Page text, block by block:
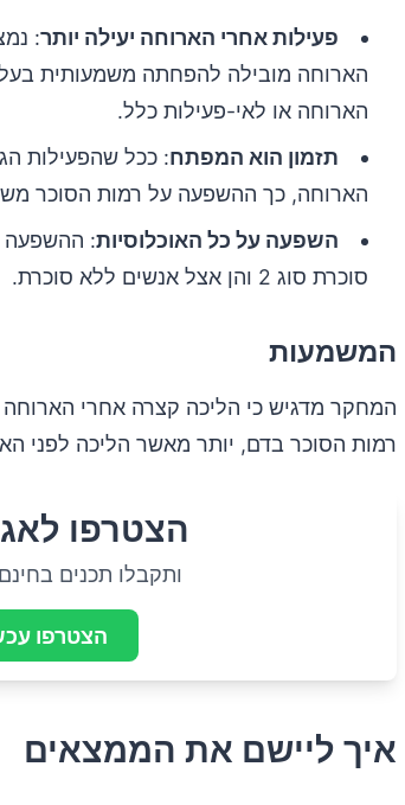
פעילות אחרי הארוחה יעילה יותר:
הארוחה מובילה להפחתה משמעותית
הארוחה או לאי-פעילות כלל.
תזמון הוא המפתח: ככל שהפעילות
הארוחה, כך ההשפעה על רמות הסוכר
השפעה על כל האוכלוסיות: ההשפעה
סוכרת סוג 2 והן אצל אנשים ללא סוכרת.
המשמעות
המחקר מדגיש כי הליכה קצרה אחרי הארוחה
רמות הסוכר בדם, יותר מאשר הליכה לפני
הצטרפו
ותקבלו תכנים
הצטרפו
איך ליישם את הממצאים